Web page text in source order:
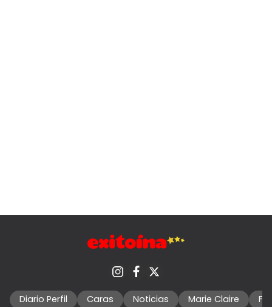
Diario Perfil Caras Noticias Marie Claire